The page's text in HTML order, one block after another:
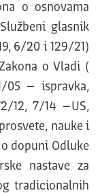
o osnovama
glasnik
6/20 i 129/21)
o Vladi (
05 – ispravka,
12, 7/14 –US,
nauke i
dopuni Odluke
nastave za
tradicionalnih